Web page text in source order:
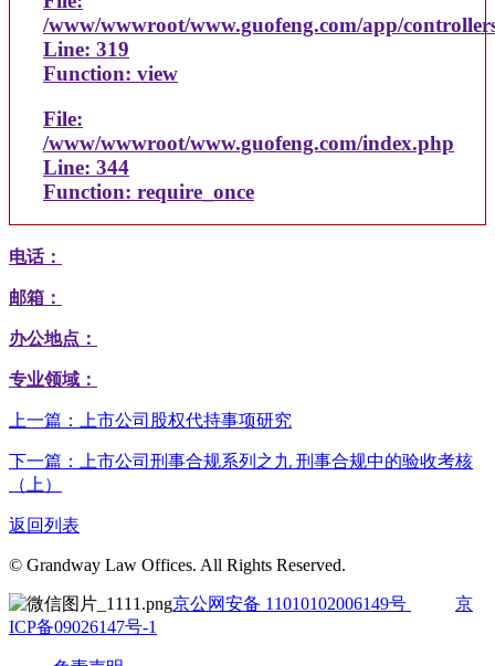
/www/wwwroot/www.guofeng.com/app/
Line: 319
Function: view
File:
/www/wwwroot/www.guofeng.com/index.php
Line: 344
Function: require_once
电话：
邮箱：
办公地点：
专业领域：
上一篇：上市公司股权代持事项研究
下一篇：上市公司刑事合规系列之九 刑事合规中的验收考核
（上）
返回列表
© Grandway Law Offices. All Rights Reserved.
京公网安备 11010102006149号
京
ICP备09026147号-1